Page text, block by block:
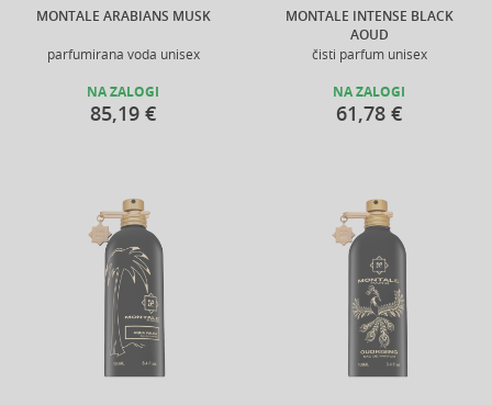
MONTALE ARABIANS MUSK
parfumirana voda unisex
NA ZALOGI
85,19 €
MONTALE INTENSE BLACK
AOUD
čisti parfum unisex
NA ZALOGI
61,78 €